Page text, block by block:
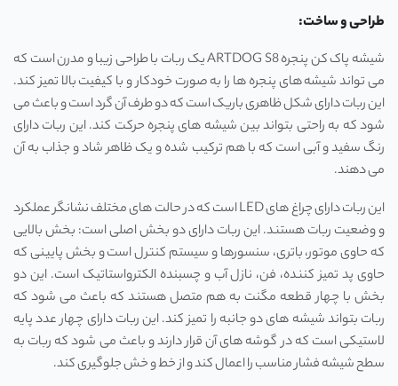
طراحی و ساخت:
شیشه پاک کن پنجره ARTDOG S8 یک ربات با طراحی زیبا و مدرن است که
می ‌تواند شیشه ‌های پنجره ‌ها را به صورت خودکار و با کیفیت بالا تمیز کند.
این ربات دارای شکل ظاهری باریک است که دو طرف آن گرد است و باعث می
‌شود که به راحتی بتواند بین شیشه‌ های پنجره حرکت کند. این ربات دارای
رنگ سفید و آبی است که با هم ترکیب شده و یک ظاهر شاد و جذاب به آن
می‌ دهند.
این ربات دارای چراغ ‌های LED است که در حالت ‌های مختلف نشانگر عملکرد
و وضعیت ربات هستند. این ربات دارای دو بخش اصلی است: بخش بالایی
که حاوی موتور، باتری، سنسورها و سیستم کنترل است و بخش پایینی که
حاوی پد تمیز کننده، فن، نازل آب و چسبنده الکترواستاتیک است. این دو
بخش با چهار قطعه مگنت به هم متصل هستند که باعث می‌ شود که
ربات بتواند شیشه‌ های دو جانبه را تمیز کند. این ربات دارای چهار عدد پایه
لاستیکی است که در گوشه ‌های آن قرار دارند و باعث می ‌شود که ربات به
سطح شیشه فشار مناسب را اعمال کند و از خط و خش جلوگیری کند.